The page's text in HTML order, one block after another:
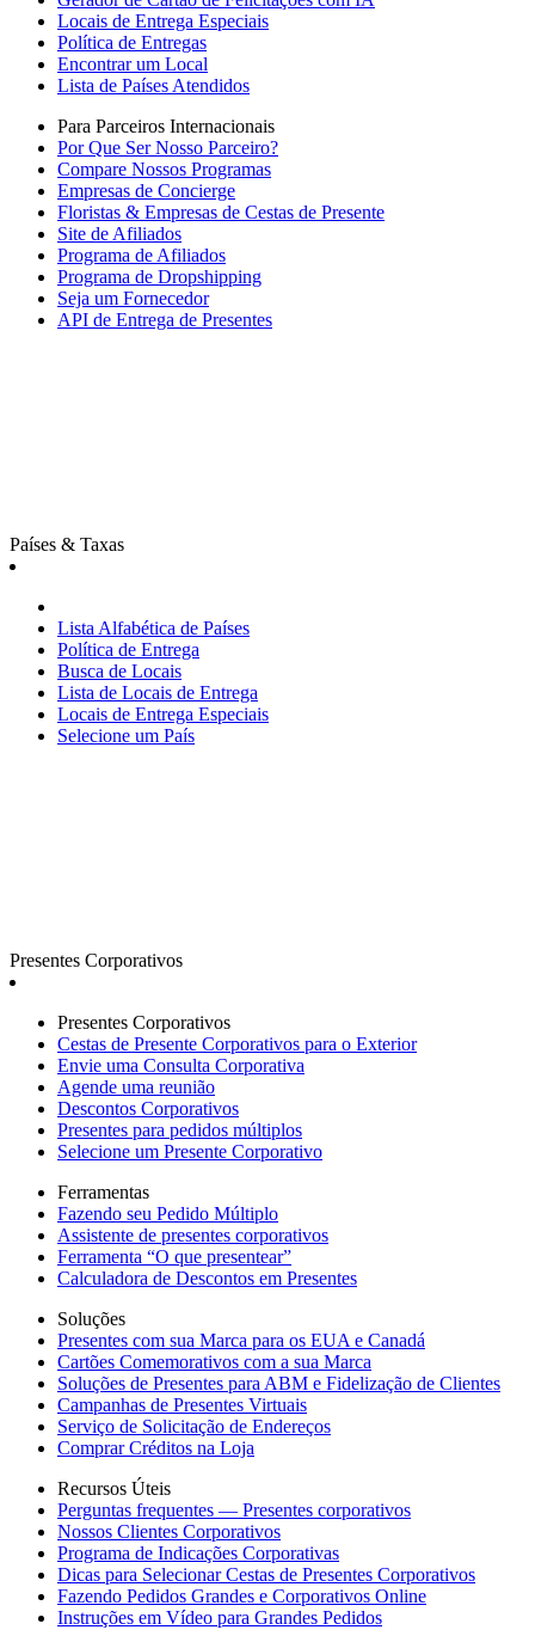
Locais de Entrega Especiais
Política de Entregas
Encontrar um Local
Lista de Países Atendidos
Para Parceiros Internacionais
Por Que Ser Nosso Parceiro?
Compare Nossos Programas
Empresas de Concierge
Floristas & Empresas de Cestas de Presente
Site de Afiliados
Programa de Afiliados
Programa de Dropshipping
Seja um Fornecedor
API de Entrega de Presentes
Países & Taxas
Lista Alfabética de Países
Política de Entrega
Busca de Locais
Lista de Locais de Entrega
Locais de Entrega Especiais
Selecione um País
Presentes Corporativos
Presentes Corporativos
Cestas de Presente Corporativos para o Exterior
Envie uma Consulta Corporativa
Agende uma reunião
Descontos Corporativos
Presentes para pedidos múltiplos
Selecione um Presente Corporativo
Ferramentas
Fazendo seu Pedido Múltiplo
Assistente de presentes corporativos
Ferramenta “O que presentear”
Calculadora de Descontos em Presentes
Soluções
Presentes com sua Marca para os EUA e Canadá
Cartões Comemorativos com a sua Marca
Soluções de Presentes para ABM e Fidelização de Clientes
Campanhas de Presentes Virtuais
Serviço de Solicitação de Endereços
Comprar Créditos na Loja
Recursos Úteis
Perguntas frequentes — Presentes corporativos
Nossos Clientes Corporativos
Programa de Indicações Corporativas
Dicas para Selecionar Cestas de Presentes Corporativos
Fazendo Pedidos Grandes e Corporativos Online
Instruções em Vídeo para Grandes Pedidos